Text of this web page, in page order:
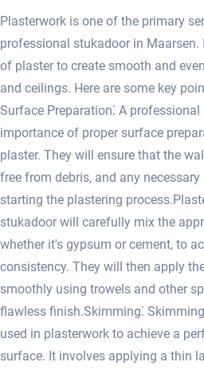
Plasterwork is one of the primary
professional stukadoor in
of plaster to create smooth and
and ceilings.​ Here are some key
Surface Preparation⁚ A
importance of proper surface
plaster.​ They will ensure that the
free from debris, and any
starting the plastering process.​
stukadoor will carefully mix the
whether it's gypsum or cement, to
consistency. They will then apply
smoothly using trowels and other
flawless finish.​ Skimming⁚
used in plasterwork to achieve a
surface.​ It involves applying a thin